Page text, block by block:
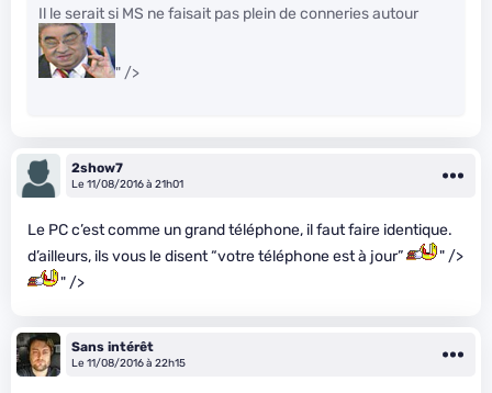
Il le serait si MS ne faisait pas plein de conneries autour
" />
2show7
Le 11/08/2016 à 21h01
Le PC c’est comme un grand téléphone, il faut faire identique.
d’ailleurs, ils vous le disent “votre téléphone est à jour”
" />
" />
Sans intérêt
Le 11/08/2016 à 22h15